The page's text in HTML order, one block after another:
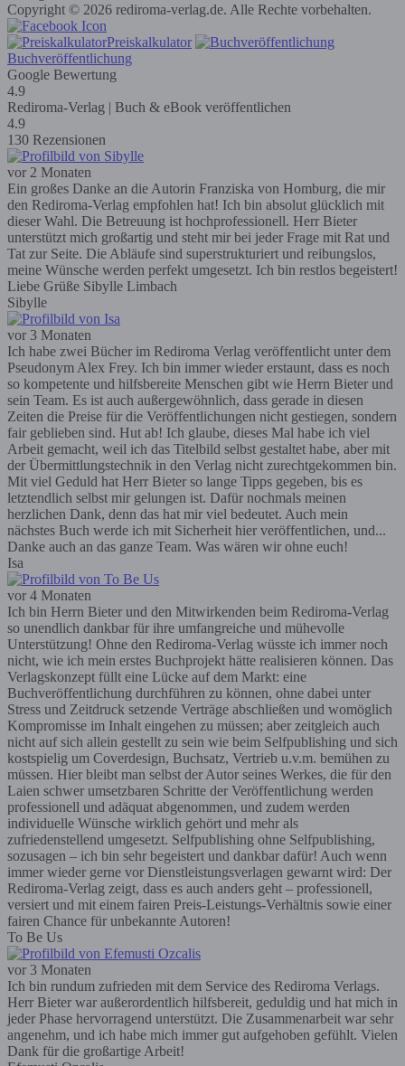
Copyright © 2026 rediroma-verlag.de. Alle Rechte vorbehalten.
Preiskalkulator
Buchveröffentlichung
Google Bewertung
4.9
Rediroma-Verlag | Buch & eBook veröffentlichen
4.9
130 Rezensionen
vor 2 Monaten
Ein großes Danke an die Autorin Franziska von Homburg, die mir
den Rediroma-Verlag empfohlen hat! Ich bin absolut glücklich mit
dieser Wahl. Die Betreuung ist hochprofessionell. Herr Bieter
unterstützt mich großartig und steht mir bei jeder Frage mit Rat und
Tat zur Seite. Die Abläufe sind superstrukturiert und reibungslos,
meine Wünsche werden perfekt umgesetzt. Ich bin restlos begeistert!
Liebe Grüße Sibylle Limbach
Sibylle
vor 3 Monaten
Ich habe zwei Bücher im Rediroma Verlag veröffentlicht unter dem
Pseudonym Alex Frey. Ich bin immer wieder erstaunt, dass es noch
so kompetente und hilfsbereite Menschen gibt wie Herrn Bieter und
sein Team. Es ist auch außergewöhnlich, dass gerade in diesen
Zeiten die Preise für die Veröffentlichungen nicht gestiegen, sondern
fair geblieben sind. Hut ab! Ich glaube, dieses Mal habe ich viel
Arbeit gemacht, weil ich das Titelbild selbst gestaltet habe, aber mit
der Übermittlungstechnik in den Verlag nicht zurechtgekommen bin.
Mit viel Geduld hat Herr Bieter so lange Tipps gegeben, bis es
letztendlich selbst mir gelungen ist. Dafür nochmals meinen
herzlichen Dank, denn das hat mir viel bedeutet. Auch mein
nächstes Buch werde ich mit Sicherheit hier veröffentlichen, und...
Danke auch an das ganze Team. Was wären wir ohne euch!
Isa
vor 4 Monaten
Ich bin Herrn Bieter und den Mitwirkenden beim Rediroma-Verlag
so unendlich dankbar für ihre umfangreiche und mühevolle
Unterstützung! Ohne den Rediroma-Verlag wüsste ich immer noch
nicht, wie ich mein erstes Buchprojekt hätte realisieren können. Das
Verlagskonzept füllt eine Lücke auf dem Markt: eine
Buchveröffentlichung durchführen zu können, ohne dabei unter
Stress und Zeitdruck setzende Verträge abschließen und womöglich
Kompromisse im Inhalt eingehen zu müssen; aber zeitgleich auch
nicht auf sich allein gestellt zu sein wie beim Selfpublishing und sich
kostspielig um Coverdesign, Buchsatz, Vertrieb u.v.m. bemühen zu
müssen. Hier bleibt man selbst der Autor seines Werkes, die für den
Laien schwer umsetzbaren Schritte der Veröffentlichung werden
professionell und adäquat abgenommen, und zudem werden
individuelle Wünsche wirklich gehört und mehr als
zufriedenstellend umgesetzt. Selfpublishing ohne Selfpublishing,
sozusagen – ich bin sehr begeistert und dankbar dafür! Auch wenn
immer wieder gerne vor Dienstleistungsverlagen gewarnt wird: Der
Rediroma-Verlag zeigt, dass es auch anders geht – professionell,
versiert und mit einem fairen Preis-Leistungs-Verhältnis sowie einer
fairen Chance für unbekannte Autoren!
To Be Us
vor 3 Monaten
Ich bin rundum zufrieden mit dem Service des Rediroma Verlags.
Herr Bieter war außerordentlich hilfsbereit, geduldig und hat mich in
jeder Phase hervorragend unterstützt. Die Zusammenarbeit war sehr
angenehm, und ich habe mich immer gut aufgehoben gefühlt. Vielen
Dank für die großartige Arbeit!